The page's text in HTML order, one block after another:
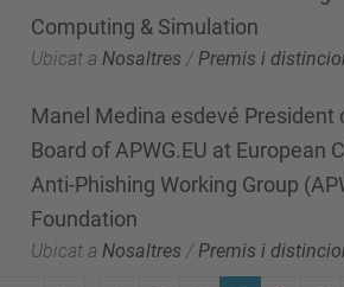
Computing & Simulation
Ubicat a Nosaltres / Premis i
Manel Medina esdevé President
Board of APWG.EU at European
Anti-Phishing Working Group
Foundation
Ubicat a Nosaltres /Premis i